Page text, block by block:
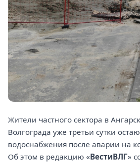
Жители частного сектора в
Волгограда уже третьи сутки
водоснабжения после аварии на
Об этом в редакцию «ВестиВЛГ»